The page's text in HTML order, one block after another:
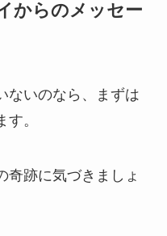
からのメッセー
ないのなら、まずは
。
奇跡に気づきましょ